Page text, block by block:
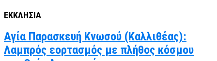
ΕΚΚΛΗΣΙΑ
Αγία Παρασκευή Κνωσού (Καλλιθέας):
Λαμπρός εορτασμός με πλήθος κόσμου